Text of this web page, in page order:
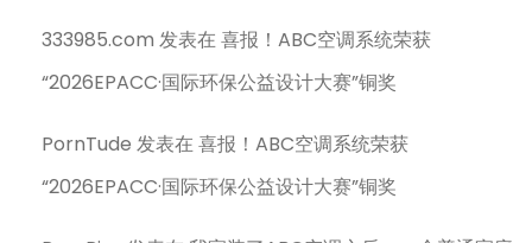
333985.com 发表在喜报！ABC空调系统荣获
“2026EPACC·国际环保公益设计大赛”铜奖
PornTude 发表在喜报！ABC空调系统荣获
“2026EPACC·国际环保公益设计大赛”铜奖